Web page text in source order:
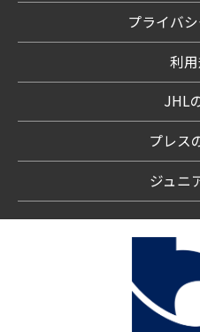
プライバ
利
JHL
プレス
ジュニ